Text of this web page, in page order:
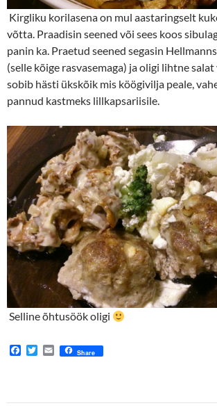
Kirgliku korilasena on mul aastaringselt
võtta. Praadisin seened või sees koos
panin ka. Praetud seened segasin
(selle kõige rasvasemaga) ja oligi lihtne salat
sobib hästi ükskõik mis köögivilja peale,
pannud kastmeks lillkapsariisile.
Selline õhtusöök oligi
F
T
E
m
Share